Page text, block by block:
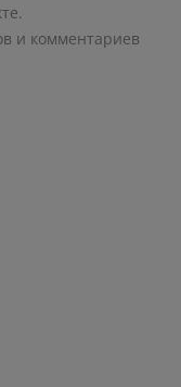
и комментариев